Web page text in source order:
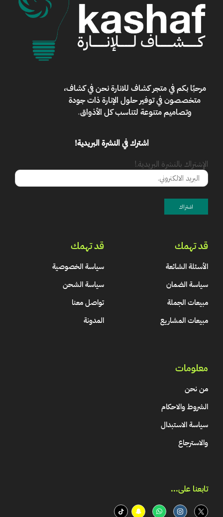
مرحبًا بكم فيمتجر كشاف للانارةنحن في كشاف،
متخصصون في توفير حلول الإنارة ذات جودة
وتصاميم متنوعة لتناسب كل الأذواق.
اشترك في النشرة البريدية!
الإشتراك بالنشرة البريدية.!
قد تهمك
الأسئلة الشائعة
سياسة الضمان
مبيعات الجملة
مبيعات المشاريع
قد تهمك
سياسة الخصوصية
سياسة الشحن
تواصل معنا
المدونة
معلومات
من نحن
الشروط والاحكام
سياسة الاستبدال
والاسترجاع
تابعنا على...​